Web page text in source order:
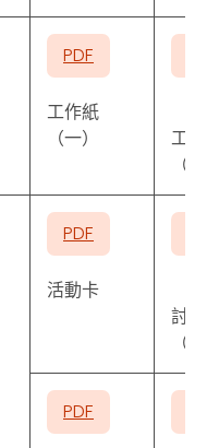
PDF
工作紙
（一）
工
（
PDF
活動卡
討
（
PDF